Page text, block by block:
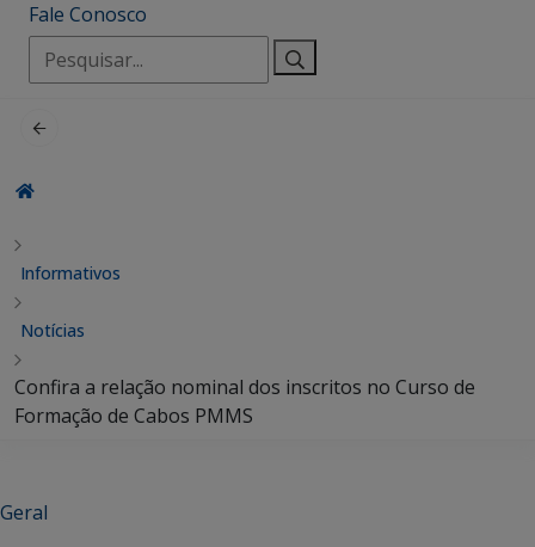
Fale Conosco
Pesquisar
por:
Informativos
Notícias
Confira a relação nominal dos inscritos no Curso de
Formação de Cabos PMMS
Geral